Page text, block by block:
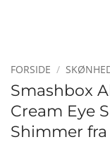
FORSIDE /
Smashbox
Cream Eye
Shimmer